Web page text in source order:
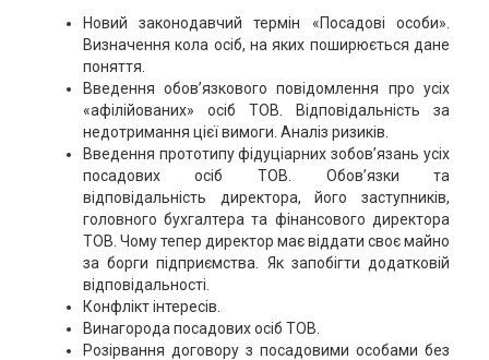
Новий законодавчий термін «Посадові особи».
Визначення кола осіб, на яких поширюється дане
поняття.
Введення обов’язкового повідомлення про усіх
«афілійованих» осіб ТОВ. Відповідальність за
недотримання цієї вимоги. Аналіз ризиків.
Введення прототипу фідуціарних зобов’язань усіх
посадових осіб ТОВ. Обов’язки та
відповідальність директора, його заступників,
головного бухгалтера та фінансового директора
ТОВ. Чому тепер директор має віддати своє майно
за борги підприємства. Як запобігти додатковій
відповідальності.
Конфлікт інтересів.
Винагорода посадових осіб ТОВ.
Розірвання договору з посадовими особами без